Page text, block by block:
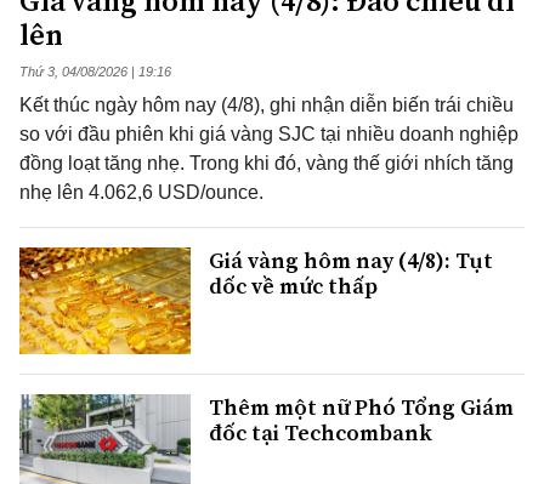
lên
Thứ 3, 04/08/2026 | 19:16
Kết thúc ngày hôm nay (4/8), ghi nhận diễn biến trái chiều
so với đầu phiên khi giá vàng SJC tại nhiều doanh nghiệp
đồng loạt tăng nhẹ. Trong khi đó, vàng thế giới nhích tăng
nhẹ lên 4.062,6 USD/ounce.
Giá vàng hôm nay (4/8): Tụt
dốc về mức thấp
Thêm một nữ Phó Tổng Giám
đốc tại Techcombank